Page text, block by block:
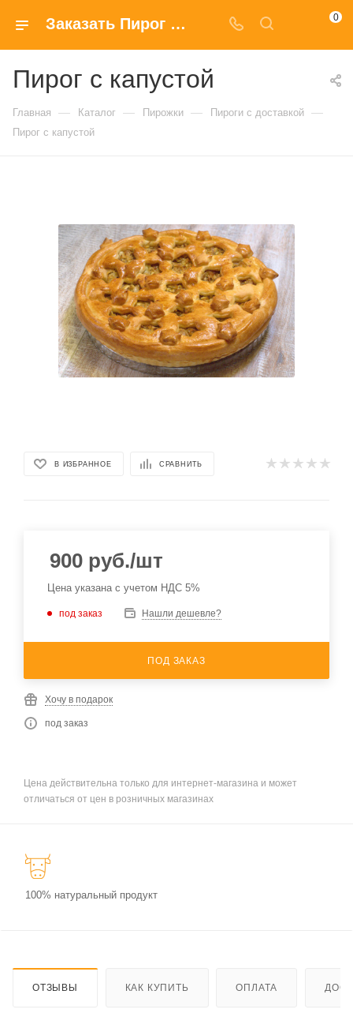
Заказать Пирог с капустой с доставкой на дом в Москве 0
Пирог с капустой
Главная — Каталог — Пирожки — Пироги с доставкой —
Пирог с капустой
В ИЗБРАННОЕ СРАВНИТЬ
900 руб./шт
Цена указана с учетом НДС 5%
под заказ Нашли дешевле?
ПОД ЗАКАЗ
Хочу в подарок
под заказ
Цена действительна только для интернет-магазина и может
отличаться от цен в розничных магазинах
100% натуральный продукт
ОТЗЫВЫ КАК КУПИТЬ ОПЛАТА